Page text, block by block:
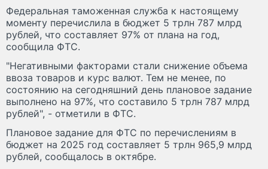
Федеральная таможенная служба к настоящему
моменту перечислила в бюджет 5 трлн 787 млрд
рублей, что составляет 97% от плана на год,
сообщила ФТС.
"Негативными факторами стали снижение объема
ввоза товаров и курс валют. Тем не менее, по
состоянию на сегодняшний день плановое задание
выполнено на 97%, что составило 5 трлн 787 млрд
рублей", - отметили в ФТС.
Плановое задание для ФТС по перечислениям в
бюджет на 2025 год составляет 5 трлн 965,9 млрд
рублей, сообщалось в октябре.